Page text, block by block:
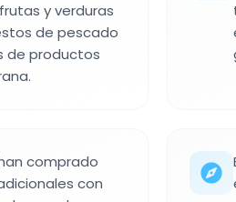
y verduras
de pescado
de productos
comprado
con